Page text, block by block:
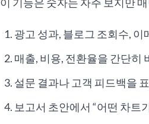
광고 성과, 블로그 조회수,
매출, 비용, 전환율을 간단히
설문 결과나 고객 피드백을
보고서 초안에서 “어떤 차트